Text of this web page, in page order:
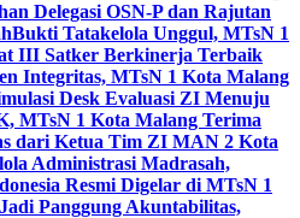
Delegasi OSN-P dan Rajutan
Bukti Tatakelola Unggul, MTsN 1
III Satker Berkinerja Terbaik
Integritas, MTsN 1 Kota Malang
Desk Evaluasi ZI Menuju
MTsN 1 Kota Malang Terima
dari Ketua Tim ZI MAN 2 Kota
Administrasi Madrasah,
Resmi Digelar di MTsN 1
Panggung Akuntabilitas,